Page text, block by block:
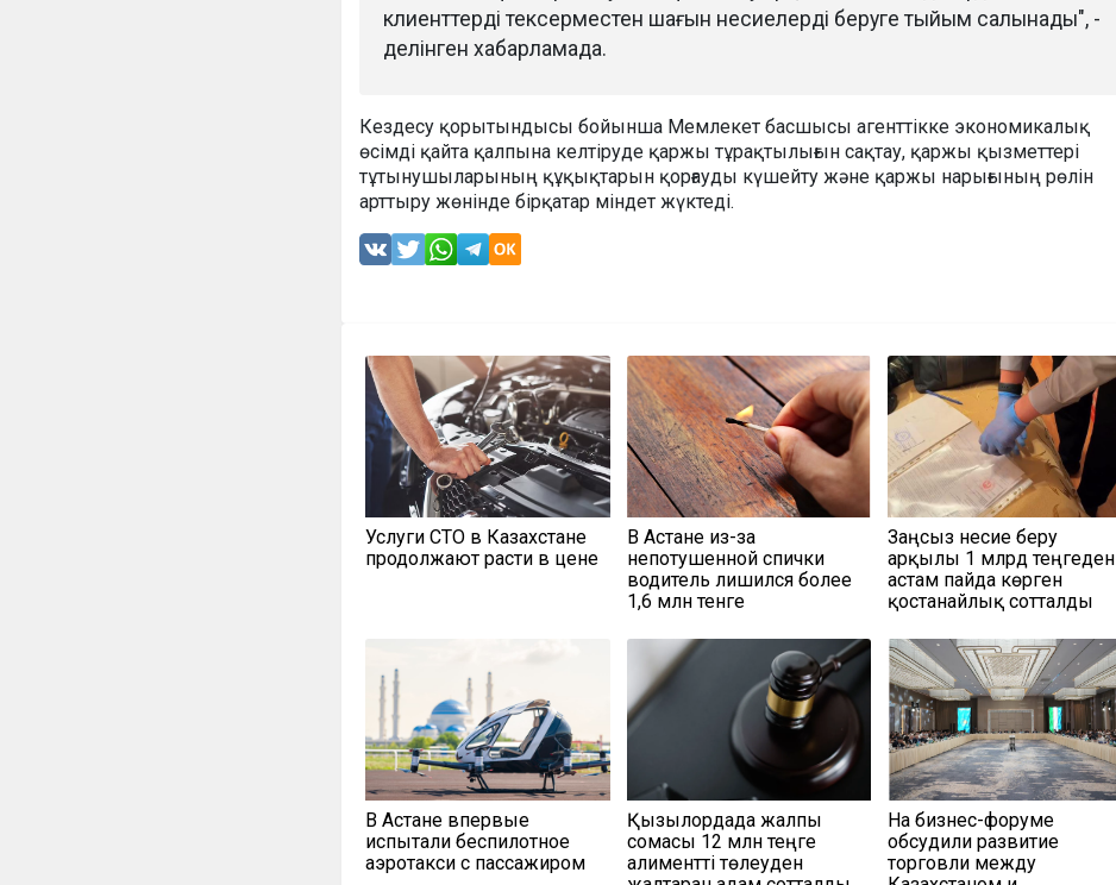
клиенттерді тексерместен шағын несиелерді беруге тыйым салынады", -
делінген хабарламада.
Кездесу қорытындысы бойынша Мемлекет басшысы агенттікке экономикалық
өсімді қайта қалпына келтіруде қаржы тұрақтылығын сақтау, қаржы қызметтері
тұтынушыларының құқықтарын қорғауды күшейту және қаржы нарығының рөлін
арттыру жөнінде бірқатар міндет жүктеді.
Услуги СТО в Казахстане
продолжают расти в цене
В Астане из-за
непотушенной спички
водитель лишился более
1,6 млн тенге
Заңсыз несие беру
арқылы 1 млрд теңгеден
астам пайда көрген
қостанайлық сотталды
В Астане впервые
испытали беспилотное
аэротакси с пассажиром
Қызылордада жалпы
сомасы 12 млн теңге
алиментті төлеуден
На бизнес-форуме
обсудили развитие
торговли между